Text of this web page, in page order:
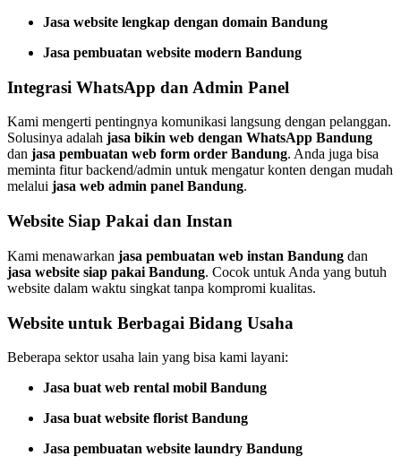
Jasa website lengkap dengan domain Bandung
Jasa pembuatan website modern Bandung
Integrasi WhatsApp dan Admin Panel
Kami mengerti pentingnya komunikasi langsung dengan pelanggan.
Solusinya adalah jasa bikin web dengan WhatsApp Bandung
dan jasa pembuatan web form order Bandung. Anda juga bisa
meminta fitur backend/admin untuk mengatur konten dengan mudah
melalui jasa web admin panel Bandung.
Website Siap Pakai dan Instan
Kami menawarkan jasa pembuatan web instan Bandung dan
jasa website siap pakai Bandung. Cocok untuk Anda yang butuh
website dalam waktu singkat tanpa kompromi kualitas.
Website untuk Berbagai Bidang Usaha
Beberapa sektor usaha lain yang bisa kami layani:
Jasa buat web rental mobil Bandung
Jasa buat website florist Bandung
Jasa pembuatan website laundry Bandung